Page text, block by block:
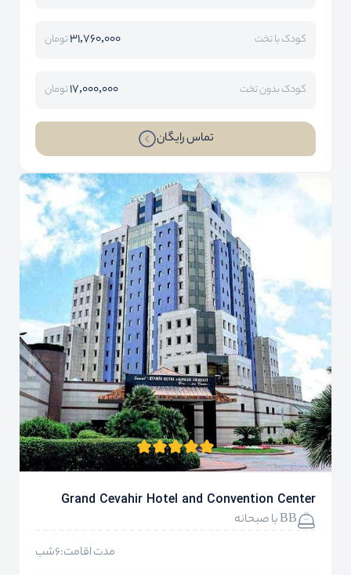
کودک با تخت 31,760,000تومان
کودک بدون تخت 17,000,000تومان
تماس رایگان
Grand Cevahir Hotel and Convention Center
BB با صبحانه
مدت اقامت:6شب